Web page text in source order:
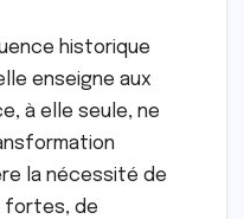
historique
enseigne aux
à elle seule, ne
la nécessité de
fortes, de